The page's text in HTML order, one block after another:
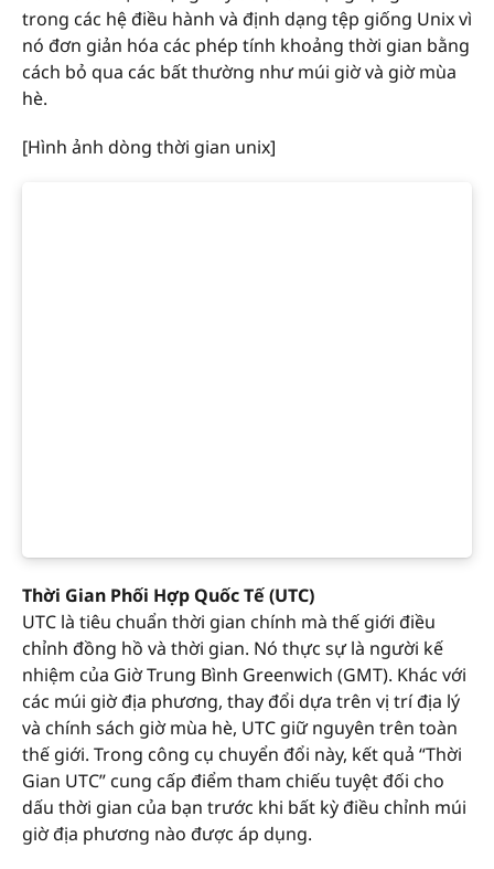
trong các hệ điều hành và định dạng tệp giống Unix vì
nó đơn giản hóa các phép tính khoảng thời gian bằng
cách bỏ qua các bất thường như múi giờ và giờ mùa
hè.
[Hình ảnh dòng thời gian unix]
Thời Gian Phối Hợp Quốc Tế (UTC)
UTC là tiêu chuẩn thời gian chính mà thế giới điều
chỉnh đồng hồ và thời gian. Nó thực sự là người kế
nhiệm của Giờ Trung Bình Greenwich (GMT). Khác với
các múi giờ địa phương, thay đổi dựa trên vị trí địa lý
và chính sách giờ mùa hè, UTC giữ nguyên trên toàn
thế giới. Trong công cụ chuyển đổi này, kết quả “Thời
Gian UTC” cung cấp điểm tham chiếu tuyệt đối cho
dấu thời gian của bạn trước khi bất kỳ điều chỉnh múi
giờ địa phương nào được áp dụng.